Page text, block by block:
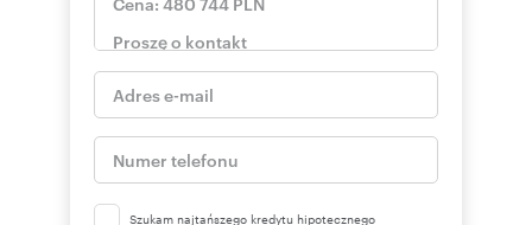
Importantly – as the official sales office, we do
not charge any commission from the buyer (0%
commission)!
THE INVESTMENT
**Dębowa 45** is a modern, intimate multi-
family building in Katowice, serving as an ideal
investment product (for long- or short-term
rental) and a secure capital deposit.
building with modern architecture featuring
Szukam najtańszego kredytu hipotecznego